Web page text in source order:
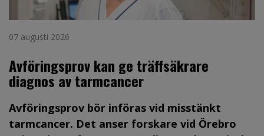
07 augusti 2026
Avföringsprov kan ge träffsäkrare
diagnos av tarmcancer
Avföringsprov bör införas vid misstänkt
tarmcancer. Det anser forskare vid Örebro